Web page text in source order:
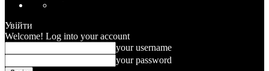
Увійти
Welcome! Log into your account
your username
your password